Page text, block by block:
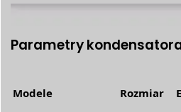
Parametry
Modele Rozmiar